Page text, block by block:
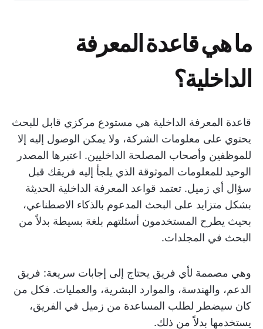
ما هي قاعدة المعرفة
الداخلية؟
قاعدة المعرفة الداخلية هي مستودع مركزي قابل للبحث
يحتوي على معلومات الشركة، ولا يمكن الوصول إليه إلا
للموظفين وأصحاب المصلحة الداخليين. اعتبرها المصدر
الوحيد للمعلومات الموثوقة الذي يلجأ إليه فريقك قبل
سؤال أي زميل. تعتمد قواعد المعرفة الداخلية الحديثة
بشكل متزايد على البحث المدعوم بالذكاء الاصطناعي،
بحيث يطرح المستخدمون أسئلتهم بلغة بسيطة بدلاً من
البحث في المجلدات.
وهي مصممة لأي فريق يحتاج إلى إجابات سريعة: فريق
الدعم، والهندسة، والموارد البشرية، والعمليات. فكل من
كان سيضطر لطلب المساعدة من زميل في الفريق،
يستخدمها بدلاً من ذلك.